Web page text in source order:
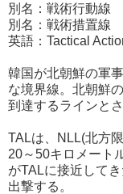
別名：戦術行動線
別名：戦術措置線
英語：Tactical
韓国が北朝鮮の軍
な境界線。北朝鮮
到達するラインとさ
TALは、NLL(北方
20～50キロメート
がTALに接近して
出撃する。